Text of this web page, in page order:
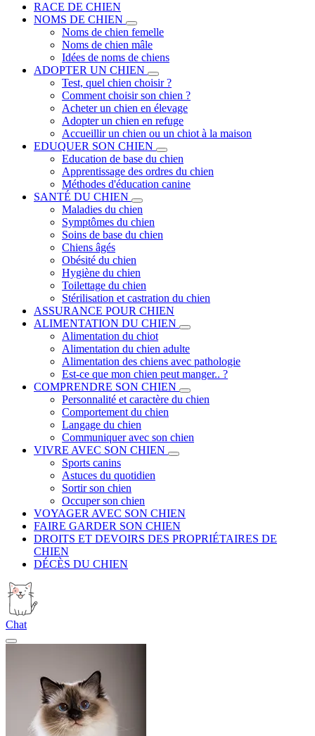
RACE DE CHIEN
NOMS DE CHIEN
Noms de chien femelle
Noms de chien mâle
Idées de noms de chiens
ADOPTER UN CHIEN
Test, quel chien choisir ?
Comment choisir son chien ?
Acheter un chien en élevage
Adopter un chien en refuge
Accueillir un chien ou un chiot à la maison
EDUQUER SON CHIEN
Education de base du chien
Apprentissage des ordres du chien
Méthodes d'éducation canine
SANTÉ DU CHIEN
Maladies du chien
Symptômes du chien
Soins de base du chien
Chiens âgés
Obésité du chien
Hygiène du chien
Toilettage du chien
Stérilisation et castration du chien
ASSURANCE POUR CHIEN
ALIMENTATION DU CHIEN
Alimentation du chiot
Alimentation du chien adulte
Alimentation des chiens avec pathologie
Est-ce que mon chien peut manger.. ?
COMPRENDRE SON CHIEN
Personnalité et caractère du chien
Comportement du chien
Langage du chien
Communiquer avec son chien
VIVRE AVEC SON CHIEN
Sports canins
Astuces du quotidien
Sortir son chien
Occuper son chien
VOYAGER AVEC SON CHIEN
FAIRE GARDER SON CHIEN
DROITS ET DEVOIRS DES PROPRIÉTAIRES DE
CHIEN
DÉCÈS DU CHIEN
Chat